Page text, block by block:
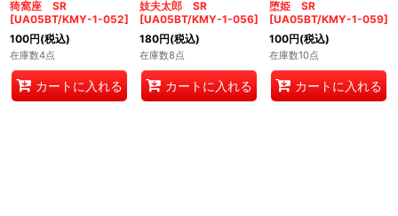
猗窩座 SR
[UA05BT/KMY-1-052]
100円(税込)
在庫数4点
カートに入れる
妓夫太郎 SR
[UA05BT/KMY-1-056]
180円(税込)
在庫数8点
カートに入れる
堕姫 SR
[UA05BT/KMY-1-059]
100円(税込)
在庫数10点
カートに入れる